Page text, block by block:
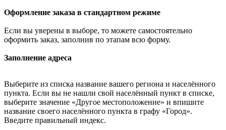
Оформление заказа в стандартном режиме
Если вы уверены в выборе, то можете самостоятельно
оформить заказ, заполнив по этапам всю форму.
Заполнение адреса
Выберите из списка название вашего региона и населённого
пункта. Если вы не нашли свой населённый пункт в списке,
выберите значение «Другое местоположение» и впишите
название своего населённого пункта в графу «Город».
Введите правильный индекс.